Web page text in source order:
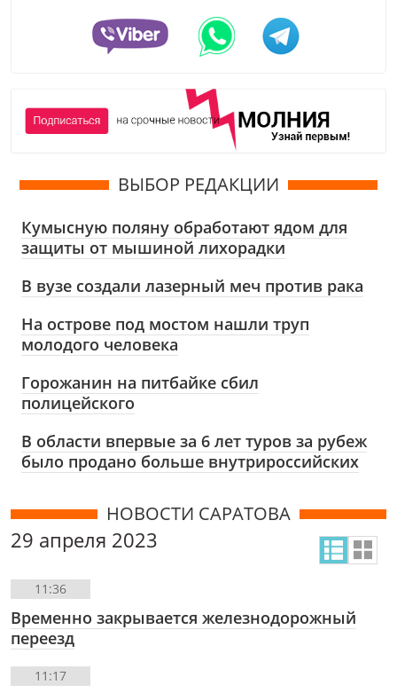
ВЫБОР РЕДАКЦИИ
Кумысную поляну обработают ядом для
защиты от мышиной лихорадки
В вузе создали лазерный меч против рака
На острове под мостом нашли труп
молодого человека
Горожанин на питбайке сбил
полицейского
В области впервые за 6 лет туров за рубеж
было продано больше внутрироссийских
НОВОСТИ САРАТОВА
29 апреля 2023
11:36
Временно закрывается железнодорожный
переезд
11:17